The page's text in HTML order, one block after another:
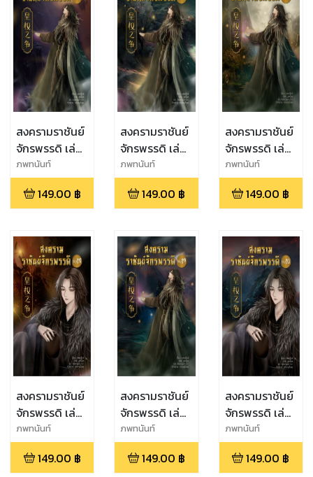
สงครามราชันย์
จักรพรรดิ เล่ม
ที่ 7
ภพทนันท์
149.00 ฿
สงครามราชันย์
จักรพรรดิ เล่ม
ที่ 9
ภพทนันท์
149.00 ฿
สงครามราชันย์
จักรพรรดิ เล่ม
ที่ 17
ภพทนันท์
149.00 ฿
สงครามราชันย์
จักรพรรดิ เล่ม
ที่ 18
ภพทนันท์
149.00 ฿
สงครามราชันย์
จักรพรรดิ เล่ม
ที่ 19
ภพทนันท์
149.00 ฿
สงครามราชันย์
จักรพรรดิ เล่ม
ที่ 10
ภพทนันท์
149.00 ฿